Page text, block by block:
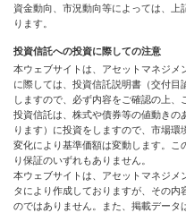
資金動向、市況動向等によっては、
ります。
投資信託への投資に際しての注意
本ウェブサイトは、アセットマネジメ
に際しては、投資信託説明書（交付
しますので、必ず内容をご確認の上、
投資信託は、株式や債券等の値動きの
ります）に投資をしますので、市場
変化により基準価額は変動します。こ
り保証のいずれもありません。
本ウェブサイトは、アセットマネジメ
タにより作成しておりますが、その
のではありません。また、掲載デー